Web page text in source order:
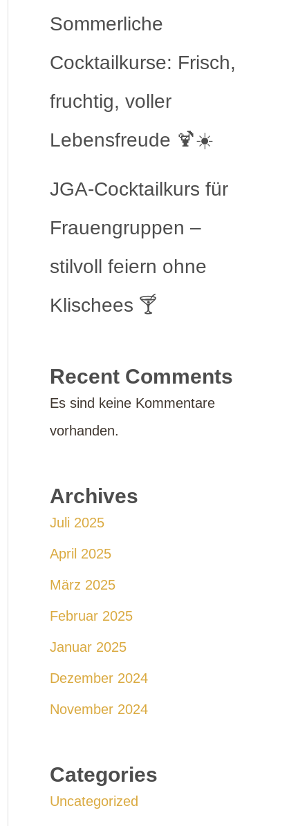
Sommerliche
Cocktailkurse: Frisch,
fruchtig, voller
Lebensfreude 🍹☀️
JGA-Cocktailkurs für
Frauengruppen –
stilvoll feiern ohne
Klischees 🍸
Recent Comments
Es sind keine Kommentare
vorhanden.
Archives
Juli 2025
April 2025
März 2025
Februar 2025
Januar 2025
Dezember 2024
November 2024
Categories
Uncategorized